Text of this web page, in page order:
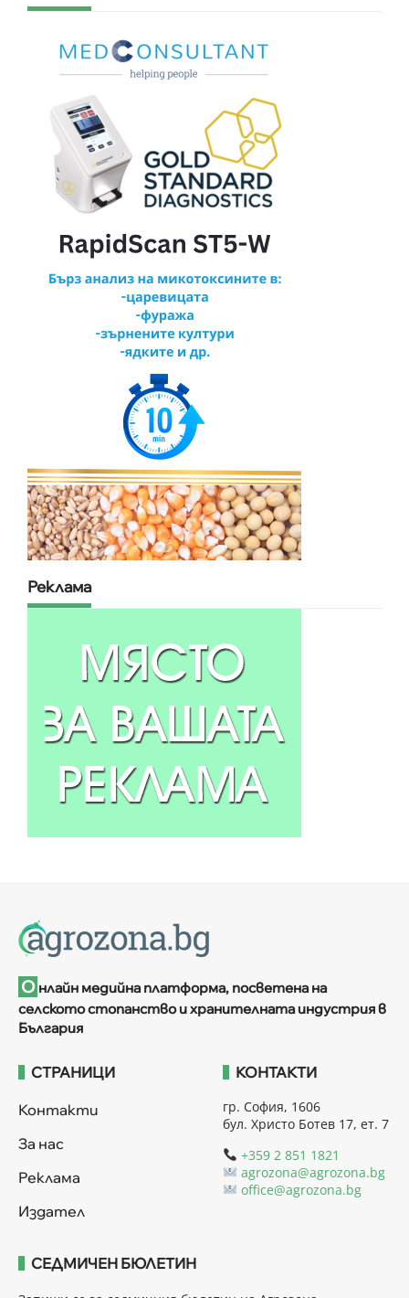
Реклама
О нлайн медийна платформа, посветена на
селското стопанство и хранителната индустрия в
България
СТРАНИЦИ
Контакти
За нас
Реклама
Издател
КОНТАКТИ
гр. София, 1606
бул. Христо Ботев 17, ет. 7
+359 2 851 1821
agrozona@agrozona.bg
office@agrozona.bg
СЕДМИЧЕН БЮЛЕТИН